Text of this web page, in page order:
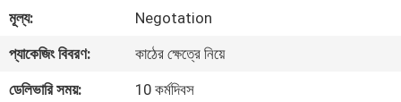
গুণমান
নিয়ন্ত্রণ
মূল্য:
Negotation
প্যাকেজিং বিবরণ:
কাঠের ক্ষেত্রে নিয়ে
ডেলিভারি সময়:
10 কর্মদিবস